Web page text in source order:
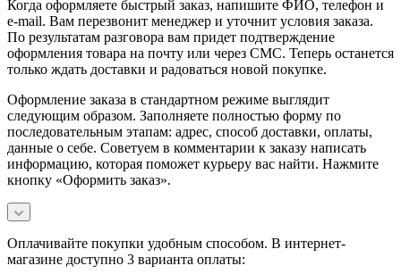
Когда оформляете быстрый заказ, напишите ФИО, телефон и
e-mail. Вам перезвонит менеджер и уточнит условия заказа.
По результатам разговора вам придет подтверждение
оформления товара на почту или через СМС. Теперь останется
только ждать доставки и радоваться новой покупке.
Оформление заказа в стандартном режиме выглядит
следующим образом. Заполняете полностью форму по
последовательным этапам: адрес, способ доставки, оплаты,
данные о себе. Советуем в комментарии к заказу написать
информацию, которая поможет курьеру вас найти. Нажмите
кнопку «Оформить заказ».
Оплачивайте покупки удобным способом. В интернет-
магазине доступно 3 варианта оплаты: